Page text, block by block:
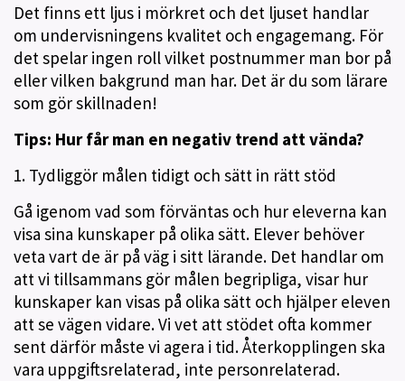
Det finns ett ljus i mörkret och det ljuset handlar
om undervisningens kvalitet och engagemang. För
det spelar ingen roll vilket postnummer man bor på
eller vilken bakgrund man har. Det är du som lärare
som gör skillnaden!
Tips: Hur får man en negativ trend att vända?
1. Tydliggör målen tidigt och sätt in rätt stöd
Gå igenom vad som förväntas och hur eleverna kan
visa sina kunskaper på olika sätt. Elever behöver
veta vart de är på väg i sitt lärande. Det handlar om
att vi tillsammans gör målen begripliga, visar hur
kunskaper kan visas på olika sätt och hjälper eleven
att se vägen vidare. Vi vet att stödet ofta kommer
sent därför måste vi agera i tid. Återkopplingen ska
vara uppgiftsrelaterad, inte personrelaterad.